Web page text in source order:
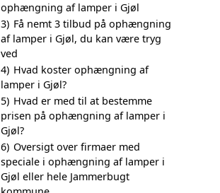
ophængning af lamper i Gjøl
3) Få nemt 3 tilbud på ophængning
af lamper i Gjøl, du kan være tryg
ved
4) Hvad koster ophængning af
lamper i Gjøl?
5) Hvad er med til at bestemme
prisen på ophængning af lamper i
Gjøl?
6) Oversigt over firmaer med
speciale i ophængning af lamper i
Gjøl eller hele Jammerbugt